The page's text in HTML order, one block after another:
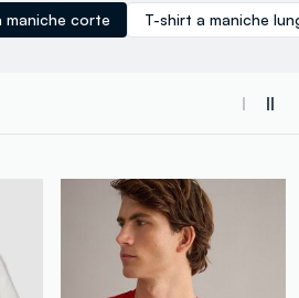
maniche corte T-shirt a maniche